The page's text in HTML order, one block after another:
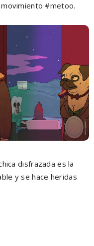
#metoo.
disfrazada es la
y se hace heridas